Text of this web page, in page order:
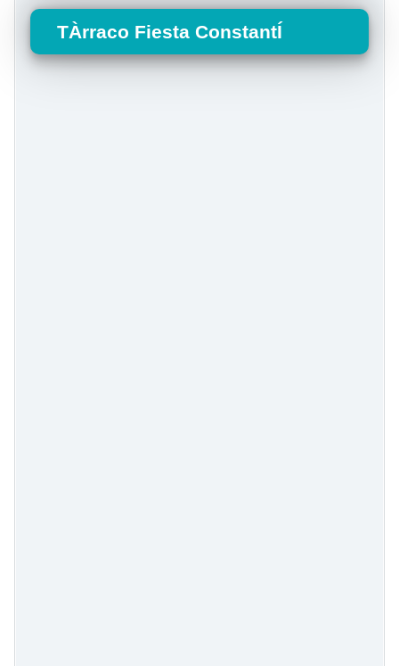
TÀrraco Fiesta ConstantÍ